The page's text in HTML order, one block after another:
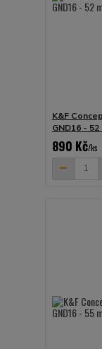
K&F
GND16 - 52
890 Kč/ks